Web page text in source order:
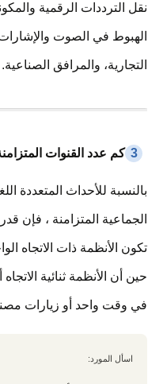
نقل الترددات الرقمية
الهبوط في الصوت
التجارية، والمرافق الصناعية.
3 كم عدد القنوات
بالنسبة للأحداث المتعددة
الجماعية المتزامنة ، فإن
تكون الأنظمة ذات الاتجاه
حين أن الأنظمة ثنائية
في وقت واحد أو زيارات
اسأل المورد: